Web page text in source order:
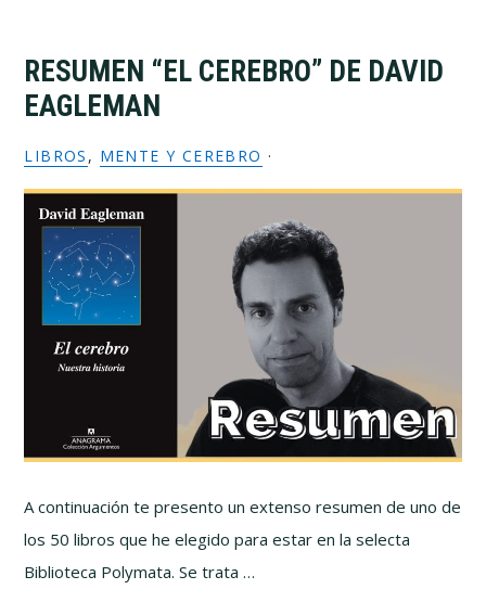
RESUMEN “EL CEREBRO” DE DAVID
EAGLEMAN
LIBROS , MENTE Y CEREBRO ·
A continuación te presento un extenso resumen de uno de
los 50 libros que he elegido para estar en la selecta
Biblioteca Polymata. Se trata …